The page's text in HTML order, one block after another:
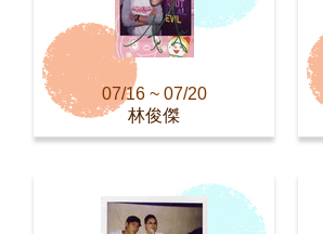
07/16 ~ 07/20
林俊傑